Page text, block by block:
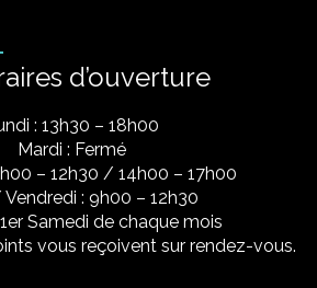
d’ouverture
: 13h30 – 18h00
Mardi : Fermé
– 12h30 / 14h00 – 17h00
: 9h00 – 12h30
Samedi de chaque mois
vous reçoivent sur rendez-vous.